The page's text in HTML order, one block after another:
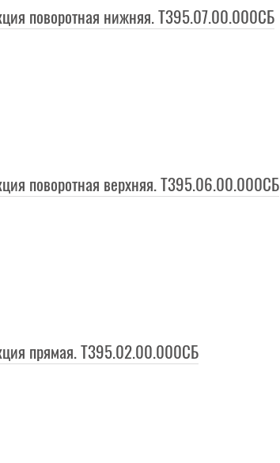
поворотная нижняя. Т395.07.00.000СБ
поворотная верхняя. Т395.06.00.000СБ
прямая. Т395.02.00.000СБ